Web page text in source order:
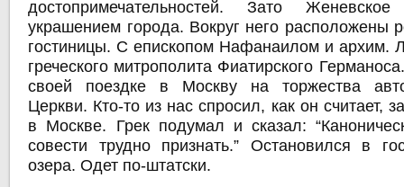
достопримечательностей. Зато
украшением города. Вокруг него расположены
гостиницы. С епископом Нафанаилом и архим.
греческого митрополита Фиатирского
своей поездке в Москву на торжества
Церкви. Кто-то из нас спросил, как он считает,
в Москве. Грек подумал и сказал:
совести трудно признать.” Остановился в
озера. Одет по-штатски.